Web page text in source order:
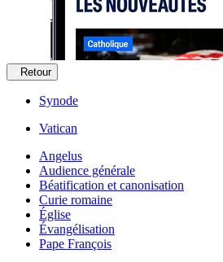
Retour
Synode
Vatican
Angelus
Audience générale
Béatification et canonisation
Curie romaine
Église
Évangélisation
Pape François